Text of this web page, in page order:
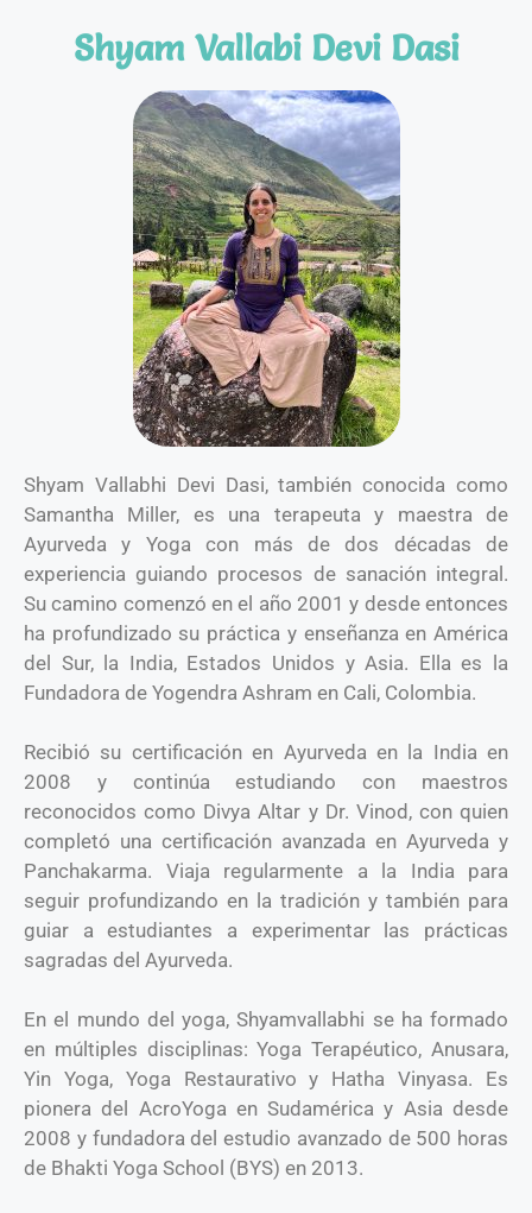
Shyam Vallabi Devi Dasi
Shyam Vallabhi Devi Dasi, también conocida como
Samantha Miller, es una terapeuta y maestra de
Ayurveda y Yoga con más de dos décadas de
experiencia guiando procesos de sanación integral.
Su camino comenzó en el año 2001 y desde entonces
ha profundizado su práctica y enseñanza en América
del Sur, la India, Estados Unidos y Asia. Ella es la
Fundadora de Yogendra Ashram en Cali, Colombia.
Recibió su certificación en Ayurveda en la India en
2008 y continúa estudiando con maestros
reconocidos como Divya Altar y Dr. Vinod, con quien
completó una certificación avanzada en Ayurveda y
Panchakarma. Viaja regularmente a la India para
seguir profundizando en la tradición y también para
guiar a estudiantes a experimentar las prácticas
sagradas del Ayurveda.
En el mundo del yoga, Shyamvallabhi se ha formado
en múltiples disciplinas: Yoga Terapéutico, Anusara,
Yin Yoga, Yoga Restaurativo y Hatha Vinyasa. Es
pionera del AcroYoga en Sudamérica y Asia desde
2008 y fundadora del estudio avanzado de 500 horas
de Bhakti Yoga School (BYS) en 2013.